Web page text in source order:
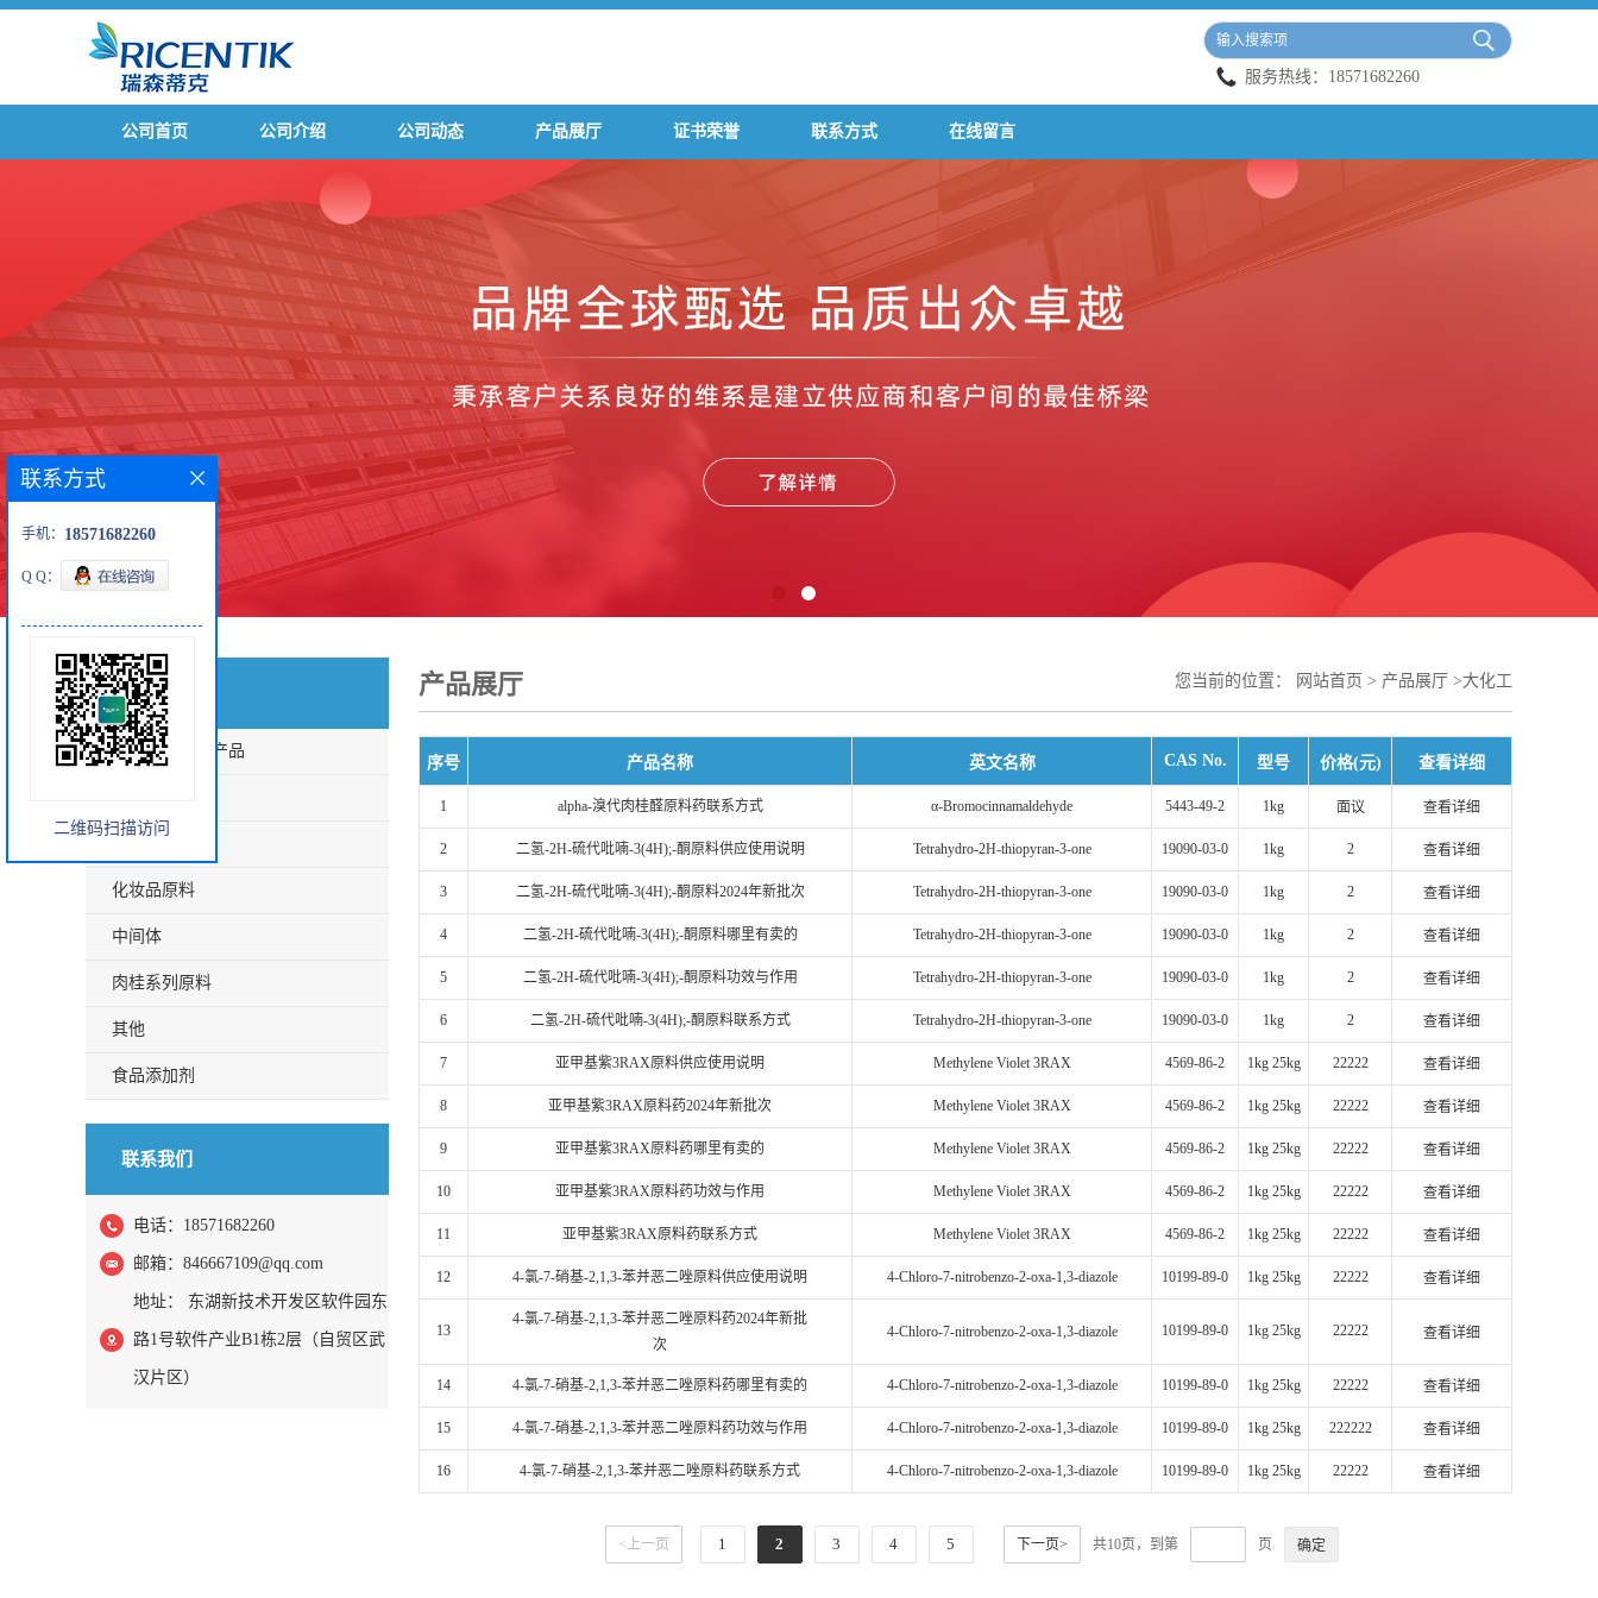
服务热线： 18571682260
公司首页 公司介绍 公司动态 产品展厅 证书荣誉 联系方式 在线留言
产品分类
瑞森蒂克主打产品
化妆品原料
中间体
肉桂系列原料
其他
食品添加剂
联系我们
电话：18571682260
邮箱： 846667109@qq.com
地址： 东湖新技术开发区软件园东
路1号软件产业B1栋2层（自贸区武
汉片区）
产品展厅 您当前的位置： 网站首页 > 产品展厅 >大化工
序号 产品名称 英文名称 CAS No. 型号 价格(元) 查看详细
1 alpha-溴代肉桂醛原料药联系方式 α-Bromocinnamaldehyde 5443-49-2 1kg 面议 查看详细
2 二氢-2H-硫代吡喃-3(4H);-酮原料供应使用说明 Tetrahydro-2H-thiopyran-3-one 19090-03-0 1kg 2 查看详细
3 二氢-2H-硫代吡喃-3(4H);-酮原料2024年新批次 Tetrahydro-2H-thiopyran-3-one 19090-03-0 1kg 2 查看详细
4 二氢-2H-硫代吡喃-3(4H);-酮原料哪里有卖的 Tetrahydro-2H-thiopyran-3-one 19090-03-0 1kg 2 查看详细
5 二氢-2H-硫代吡喃-3(4H);-酮原料功效与作用 Tetrahydro-2H-thiopyran-3-one 19090-03-0 1kg 2 查看详细
6 二氢-2H-硫代吡喃-3(4H);-酮原料联系方式 Tetrahydro-2H-thiopyran-3-one 19090-03-0 1kg 2 查看详细
7 亚甲基紫3RAX原料供应使用说明 Methylene Violet 3RAX 4569-86-2 1kg 25kg 22222 查看详细
8 亚甲基紫3RAX原料药2024年新批次 Methylene Violet 3RAX 4569-86-2 1kg 25kg 22222 查看详细
9 亚甲基紫3RAX原料药哪里有卖的 Methylene Violet 3RAX 4569-86-2 1kg 25kg 22222 查看详细
10 亚甲基紫3RAX原料药功效与作用 Methylene Violet 3RAX 4569-86-2 1kg 25kg 22222 查看详细
11 亚甲基紫3RAX原料药联系方式 Methylene Violet 3RAX 4569-86-2 1kg 25kg 22222 查看详细
12 4-氯-7-硝基-2,1,3-苯并恶二唑原料供应使用说明 4-Chloro-7-nitrobenzo-2-oxa-1,3-diazole 10199-89-0 1kg 25kg 22222 查看详细
13
4-氯-7-硝基-2,1,3-苯并恶二唑原料药2024年新批
次
4-Chloro-7-nitrobenzo-2-oxa-1,3-diazole 10199-89-0 1kg 25kg 22222 查看详细
14 4-氯-7-硝基-2,1,3-苯并恶二唑原料药哪里有卖的 4-Chloro-7-nitrobenzo-2-oxa-1,3-diazole 10199-89-0 1kg 25kg 22222 查看详细
15 4-氯-7-硝基-2,1,3-苯并恶二唑原料药功效与作用 4-Chloro-7-nitrobenzo-2-oxa-1,3-diazole 10199-89-0 1kg 25kg 222222 查看详细
16 4-氯-7-硝基-2,1,3-苯并恶二唑原料药联系方式 4-Chloro-7-nitrobenzo-2-oxa-1,3-diazole 10199-89-0 1kg 25kg 22222 查看详细
<上一页 1 2 3 4 5 下一页> 共10页，到第 页
联系方式
手机： 18571682260
Q Q：
二维码扫描访问